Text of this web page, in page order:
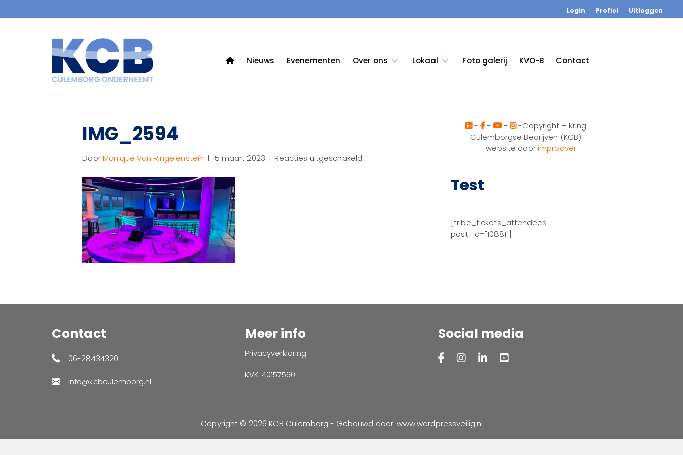
Login Profiel Uitloggen
Nieuws Evenementen Over ons Lokaal Foto galerij KVO-B Contact
IMG_2594
DoorMonique Van Ringelenstein | 15 maart 2023 | Reacties uitgeschakeld
- - -
-Copyright – Kring
Culemborgse Bedrijven (KCB)
website doorimproover
Test
[tribe_tickets_attendees
post_id="10881"]
Contact
06-28434320
info@kcbculemborg.nl
Meer info
Privacyverklaring
KVK: 40157560
Social media
Copyright © 2026 KCB Culemborg - Gebouwd door: www.wordpressveilig.nl